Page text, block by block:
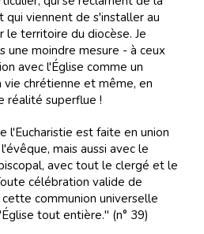
qui viennent de s'installer au
le territoire du diocèse. Je
une moindre mesure - à ceux
avec l'Église comme un
chrétienne et même, en
réalité superflue !
l'Eucharistie est faite en union
mais aussi avec le
avec tout le clergé et le
célébration valide de
communion universelle
tout entière." (n° 39)